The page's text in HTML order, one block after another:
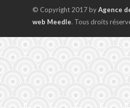
© Copyright 2017 byAgence
web Meedle. Tous droits